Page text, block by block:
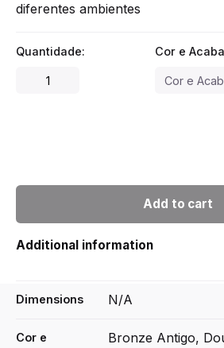
diferentes ambientes
Quantidade:
Cor e
Add to cart
Additional information
Dimensions N/A
Cor e
Bronze Antigo,